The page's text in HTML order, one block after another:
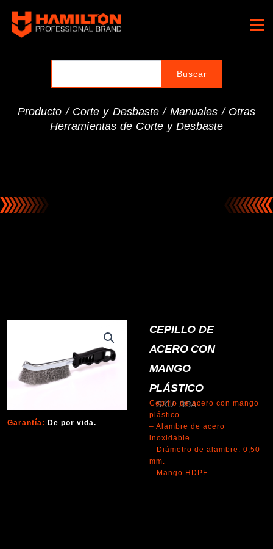
contenido
Producto / Corte y Desbaste / Manuales / Otras
Herramientas de Corte y Desbaste
Garantía: De por vida.
CEPILLO DE
ACERO CON
MANGO
PLÁSTICO
SKU: BBA
Cepillo de acero con mango
plástico.
– Alambre de acero
inoxidable
– Diámetro de alambre: 0,50
mm.
– Mango HDPE.